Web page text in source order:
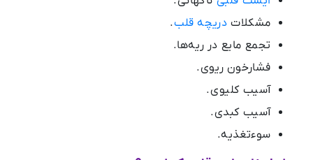
مشکلات دریچه قلب.
تجمع مایع در ریه‌ها.
فشارخون ریوی.
آسیب کلیوی.
آسیب کبدی.
سوءتغذیه.